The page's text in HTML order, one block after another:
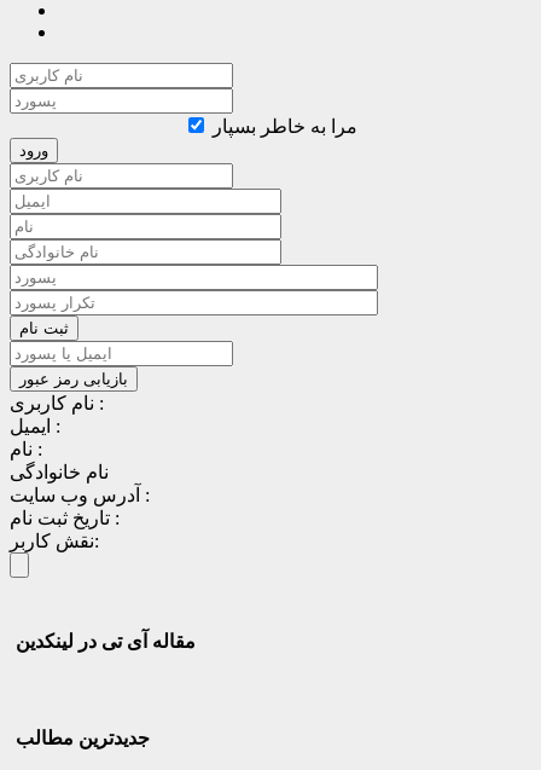
مرا به خاطر بسپار
نام کاربری :
ایمیل :
نام :
نام خانوادگی
آدرس وب سایت :
تاریخ ثبت نام :
نقش کاربر:
مقاله آی تی در لینکدین
جدیدترین مطالب